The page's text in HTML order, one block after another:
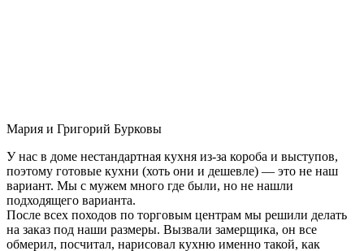
Мария и Григорий Бурковы
У нас в доме нестандартная кухня из-за короба и выступов,
поэтому готовые кухни (хоть они и дешевле) — это не наш
вариант. Мы с мужем много где были, но не нашли
подходящего варианта.
После всех походов по торговым центрам мы решили делать
на заказ под наши размеры. Вызвали замерщика, он все
обмерил, посчитал, нарисовал кухню именно такой, как